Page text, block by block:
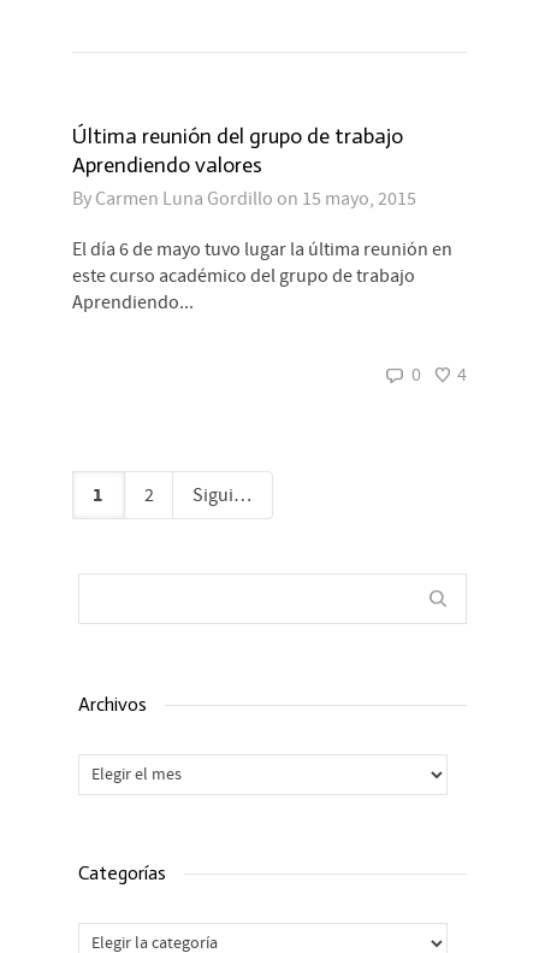
Última reunión del grupo de trabajo
Aprendiendo valores
By Carmen Luna Gordillo on 15 mayo, 2015
El día 6 de mayo tuvo lugar la última reunión en
este curso académico del grupo de trabajo
Aprendiendo...
0 4
1 2 Siguiente
Archivos
Archivos
Categorías
Categorías